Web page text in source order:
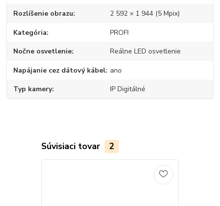
Rozlíšenie obrazu 2 592 × 1 944 (5 Mpix)
Kategória PROFI
Nočne osvetlenie Reálne LED osvetlenie
Napájanie cez dátový kábel ano
Typ kamery IP Digitálné
Súvisiaci tovar 2